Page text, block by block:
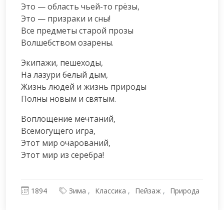
Это — область чьей-то грёзы,
Это — призраки и сны!
Все предметы старой прозы
Волшебством озарены.
Экипажи, пешеходы,
На лазури белый дым,
Жизнь людей и жизнь природы
Полны новым и святым.
Воплощение мечтаний,
Всемогущего игра,
Этот мир очарований,
Этот мир из серебра!
1894 Зима Классика Пейзаж Природа